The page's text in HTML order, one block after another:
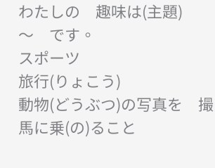
わたしの 趣味は(
〜 です。
スポーツ
旅行(りょこう)
動物(どうぶつ)の写真を 撮
馬に乗(の)ること